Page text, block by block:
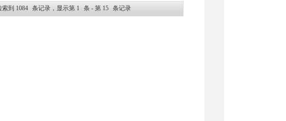
索到 1084 条记录，显示第 1 条 - 第 15 条记录